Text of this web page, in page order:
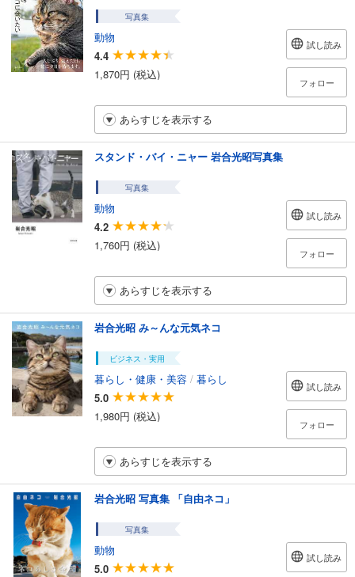
写真集
動物
4.4
1,870円 (税込)
試し読み
フォロー
あらすじを表示する
スタンド・バイ・ニャー 岩合光昭写真集
写真集
動物
4.2
1,760円 (税込)
試し読み
フォロー
あらすじを表示する
岩合光昭 み～んな元気ネコ
ビジネス・実用
暮らし・健康・美容 / 暮らし
5.0
1,980円 (税込)
試し読み
フォロー
あらすじを表示する
岩合光昭 写真集 「自由ネコ」
写真集
動物
5.0
試し読み